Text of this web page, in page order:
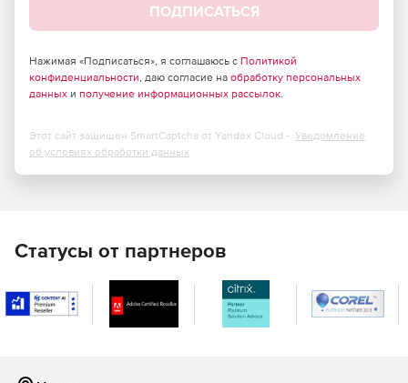
отказоустойчивость, постоянное резервирование
SCSI-3 и управление сеансами.
домена/Windows Active Directory, NIS-протокол,
внешний/внутренний LDAP, ADS- и NIS-синхронизация
Linux, Unix, Mac OS 8.0 – 10.5.8, X, SMB/CIFS, FTP,
Secure FTP, HTTPS, Apple Talk, NFS v2 и v3, iSCSI, Fibre
Channel.
ПОДПИСАТЬСЯ
Нажимая «Подписаться», я соглашаюсь с Политикой
конфиденциальности, даю согласие на обработку персональных
данных и получение информационных рассылок.
Этот сайт защищен SmartCaptcha от Yandex Cloud - Уведомление
об условиях обработки данных
Статусы от партнеров